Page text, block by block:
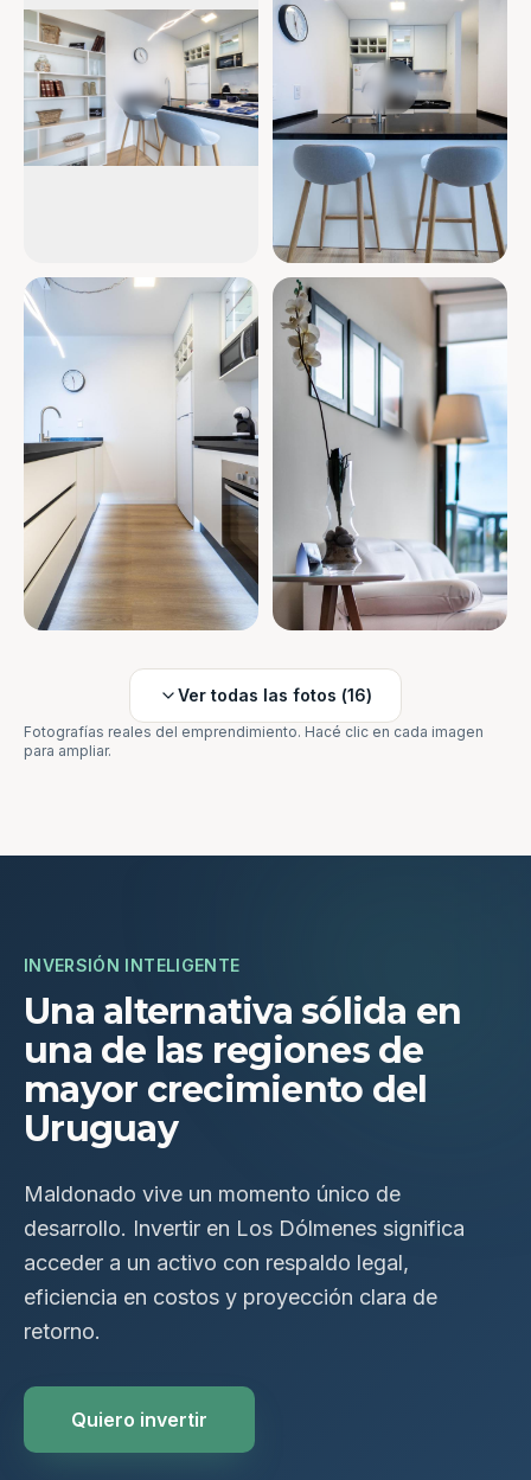
Ver todas las fotos (16)
Fotografías reales del emprendimiento. Hacé clic en cada imagen
para ampliar.
INVERSIÓN INTELIGENTE
Una alternativa sólida en
una de las regiones de
mayor crecimiento del
Uruguay
Maldonado vive un momento único de
desarrollo. Invertir en Los Dólmenes significa
acceder a un activo con respaldo legal,
eficiencia en costos y proyección clara de
retorno.
Quiero invertir